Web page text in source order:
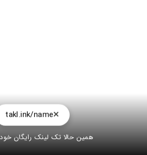
takl.ink/name
همین حالا تک لینک رایگان